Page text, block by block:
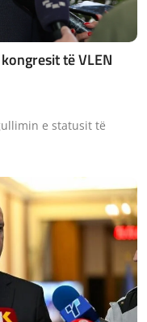
të VLEN
e statusit të